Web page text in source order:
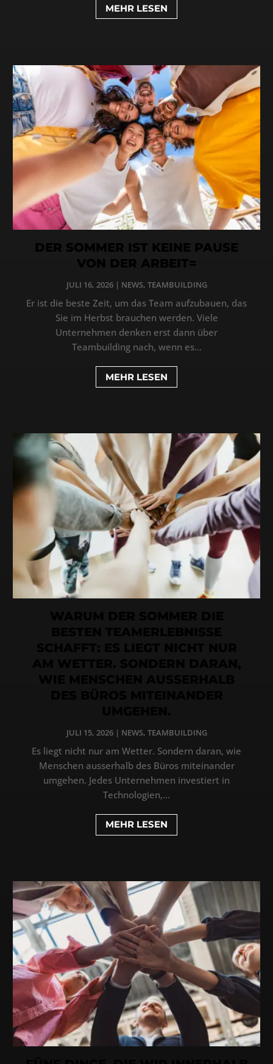
MEHR LESEN
DER SOMMER IST KEINE PAUSE
VON DER ARBEIT=
JULI 16, 2026| NEWS, TEAMBUILDING
Er ist die beste Zeit, um das Team aufzubauen, das
Sie im Herbst brauchen werden. Viele
Unternehmen denken erst dann über
Teambuilding nach, wenn es...
MEHR LESEN
JULI 15, 2026| NEWS, TEAMBUILDING
Es liegt nicht nur am Wetter. Sondern daran, wie
Menschen ausserhalb des Büros miteinander
umgehen. Jedes Unternehmen investiert in
Technologien,...
MEHR LESEN